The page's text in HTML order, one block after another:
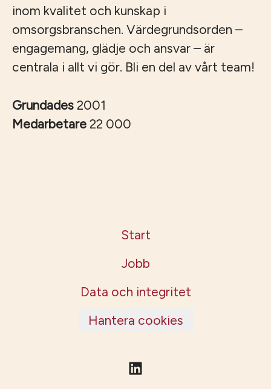
inom kvalitet och kunskap i
omsorgsbranschen. Värdegrundsorden –
engagemang, glädje och ansvar – är
centrala i allt vi gör. Bli en del av vårt team!
Grundades 2001
Medarbetare 22 000
Start
Jobb
Data och integritet
Hantera cookies